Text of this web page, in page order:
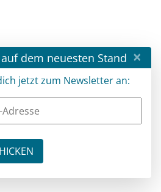
dem neuesten Stand ×
jetzt zum Newsletter an: